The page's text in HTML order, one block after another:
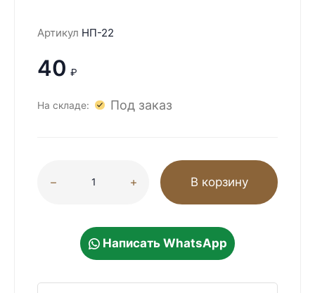
Артикул НП-22
40 ₽
На складе: Под заказ
В корзину
Написать WhatsApp